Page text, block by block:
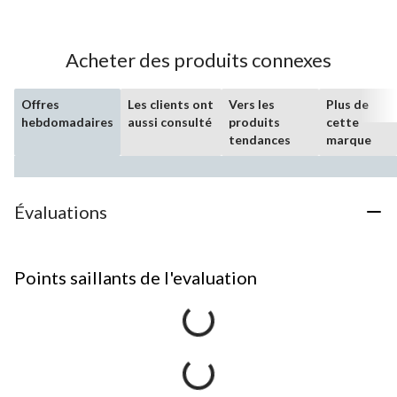
Acheter des produits connexes
Offres
hebdomadaires
Les clients ont
aussi consulté
Vers les
produits
tendances
Plus de
cette
marque
Évaluations
Points saillants de l'evaluation